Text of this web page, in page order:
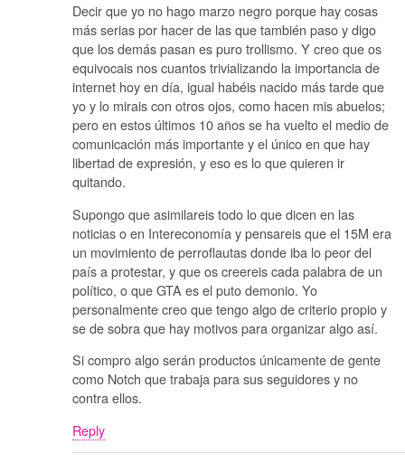
Decir que yo no hago marzo negro porque hay cosas
más serias por hacer de las que también paso y digo
que los demás pasan es puro trollismo. Y creo que os
equivocais nos cuantos trivializando la importancia de
internet hoy en día, igual habéis nacido más tarde que
yo y lo mirais con otros ojos, como hacen mis abuelos;
pero en estos últimos 10 años se ha vuelto el medio de
comunicación más importante y el único en que hay
libertad de expresión, y eso es lo que quieren ir
quitando.
Supongo que asimilareis todo lo que dicen en las
noticias o en Intereconomía y pensareis que el 15M era
un movimiento de perroflautas donde iba lo peor del
país a protestar, y que os creereis cada palabra de un
político, o que GTA es el puto demonio. Yo
personalmente creo que tengo algo de criterio propio y
se de sobra que hay motivos para organizar algo así.
Si compro algo serán productos únicamente de gente
como Notch que trabaja para sus seguidores y no
contra ellos.
Reply